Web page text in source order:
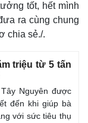
Quốc phòng
tốt, hết mình
ra cùng chung
chia sẻ./.
triệu từ 5 tấn
Nguyên được
đến khi giúp bà
với sức tiêu thụ